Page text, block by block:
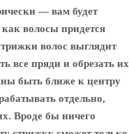
— вам будет
волосы придется
волос выглядит
все пряди и обрезать их
быть ближе к центру
отдельно,
Вроде бы ничего